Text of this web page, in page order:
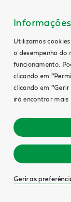
Utilizamos
o desempenho do
funcionamento.
clicando em
clicando em
irá encontrar mais
Gerir as